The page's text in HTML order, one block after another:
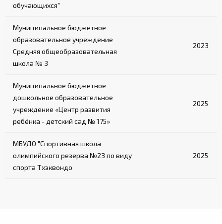
обучающихся"
Муниципальное бюджетное
образовательное учреждение
Средняя общеобразовательная
школа № 3
2023
Муниципальное бюджетное
дошкольное образовательное
учреждение «Центр развития
ребёнка - детский сад № 175»
2025
МБУДО "Спортивная школа
олимпийского резерва №23 по виду
спорта Тхэквондо
2025